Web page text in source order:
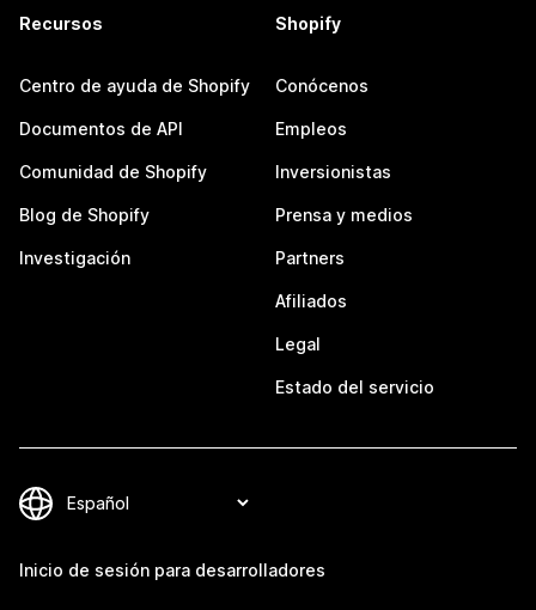
Recursos
Centro de ayuda de Shopify
Documentos de API
Comunidad de Shopify
Blog de Shopify
Investigación
Shopify
Conócenos
Empleos
Inversionistas
Prensa y medios
Partners
Afiliados
Legal
Estado del servicio
Inicio de sesión para desarrolladores